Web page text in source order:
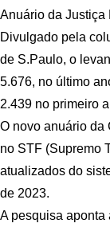
Anuário da Justiça
Divulgado pela
de S.Paulo, o
5.676, no último
2.439 no primeiro
O novo anuário da
no STF (Supremo
atualizados do
de 2023.
A pesquisa aponta